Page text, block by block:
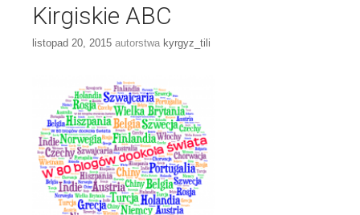
Kirgiskie ABC
listopad 20, 2015 autorstwa kyrgyz_tili